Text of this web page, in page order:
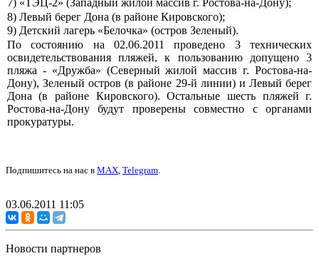
8) Левый берег Дона (в районе Кировского);
9) Детский лагерь «Белочка» (остров Зеленый).
По состоянию на 02.06.2011 проведено 3 технических
освидетельствования пляжей, к пользованию допущено 3
пляжа - «Дружба» (Северный жилой массив г. Ростова-на-
Дону), Зеленый остров (в районе 29-й линии) и Левый берег
Дона (в районе Кировского). Остальные шесть пляжей г.
Ростова-на-Дону будут проверены совместно с органами
прокуратуры.
Подпишитесь на нас в MAX, Telegram.
03.06.2011 11:05
Новости партнеров